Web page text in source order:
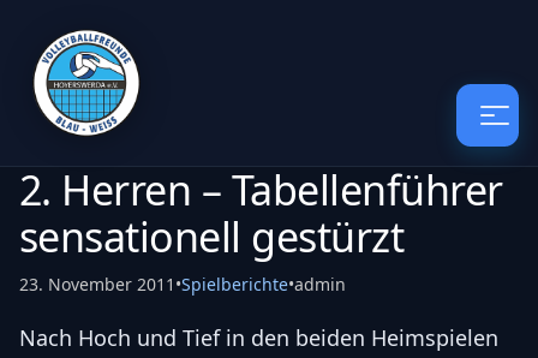
2. Herren – Tabellenführer
sensationell gestürzt
23. November 2011 •Spielberichte•admin
Nach Hoch und Tief in den beiden Heimspielen